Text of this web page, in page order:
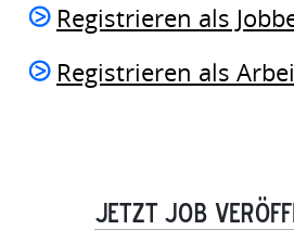
Registrieren als
Registrieren als
Jetzt Job